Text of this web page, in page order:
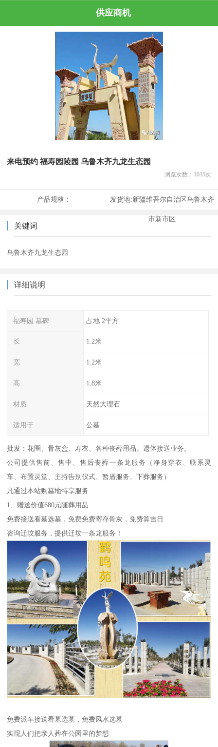
供应商机
来电预约 福寿园陵园 乌鲁木齐九龙生态园
浏览次数： 1035次
产品规格： 发货地:新疆维吾尔自治区乌鲁木齐
市新市区
关键词
乌鲁木齐九龙生态园
详细说明
福寿园 墓碑 占地 2平方
长 1.2米
宽 1.2米
高 1.8米
材质 天然大理石
适用于 公墓
批发：花圈、骨灰盒、寿衣、各种丧葬用品。遗体接送业务。
公司提供售前、售中、售后丧葬一条龙服务（净身穿衣、联系灵
车、布置灵堂、主持告别仪式、暂厝服务、下葬服务）
凡通过本站购墓地特享服务
1、赠送价值680元随葬用品
免费接送看墓选墓，免费免费寄存骨灰，免费算吉日
咨询迁坟服务，提供迁坟一条龙服务！
免费派车接送看墓选墓，免费风水选墓
实现人们把亲人葬在公园里的梦想